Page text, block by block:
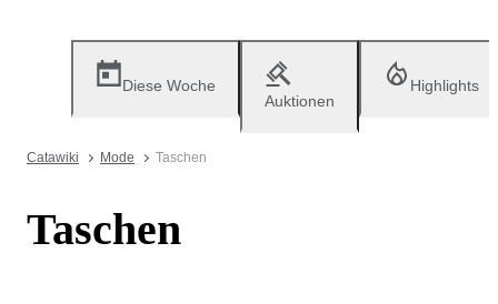
Diese Woche
Auktionen
Highlights
Catawiki Mode Taschen
Taschen